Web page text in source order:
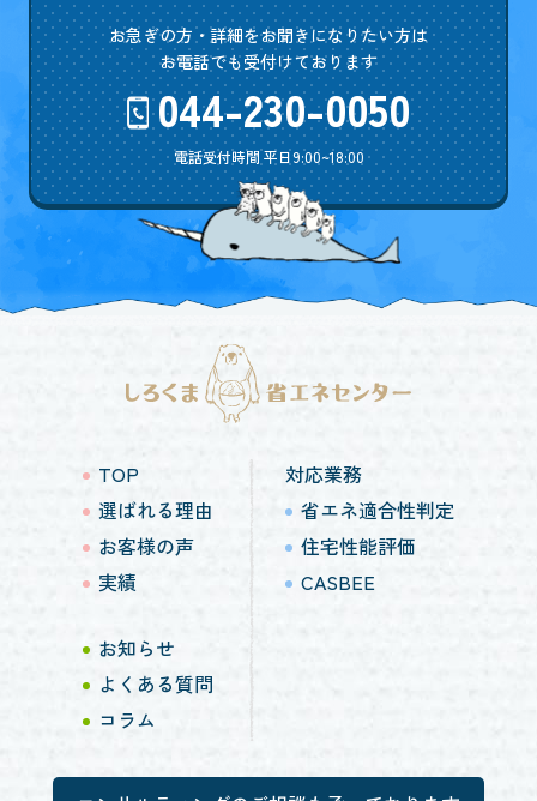
お急ぎの方・詳細をお聞きになりたい方は
お電話でも受付けております
044-230-0050
電話受付時間 平日9:00~18:00
TOP
選ばれる理由
お客様の声
実績
お知らせ
よくある質問
コラム
対応業務
省エネ適合性判定
住宅性能評価
CASBEE